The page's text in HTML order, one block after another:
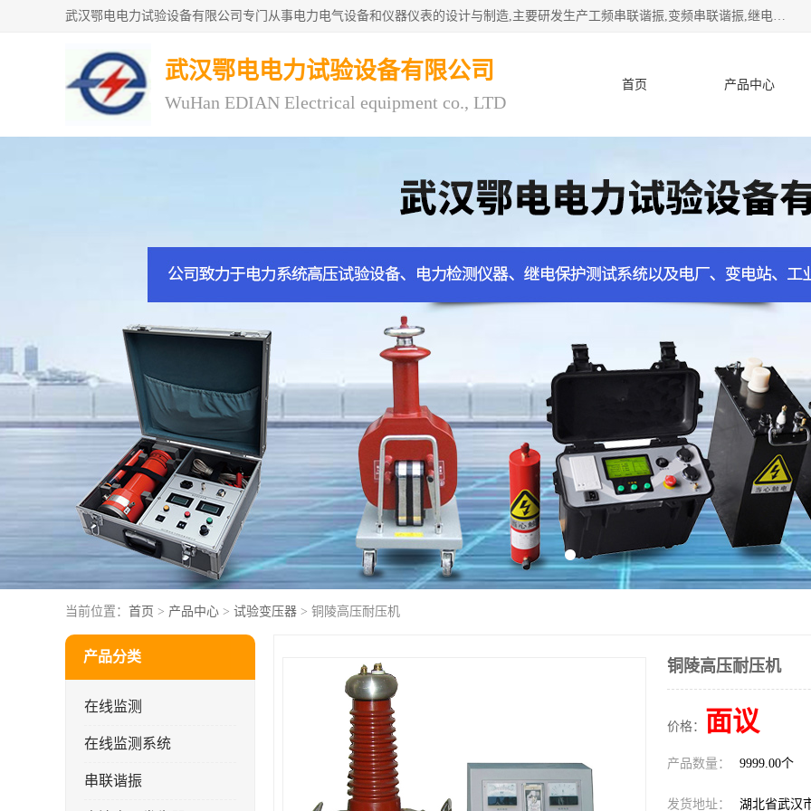
武汉鄂电电力试验设备有限公司专门从事电力电气设备和仪器仪表的设计与制造,主要研发生产工频串联谐振,变频串联谐振,继电保护测试仪,电缆故障测试仪,直流电阻测试仪,接地电阻测试仪等一百多种高品质产品.坚持奉行"质量一,客户至上"的服务宗旨。
武汉鄂电电力试验设备有限公司
WuHan EDIAN Electrical equipment co., LTD
首页 产品中心
当前位置： 首页 > 产品中心 > 试验变压器 > 铜陵高压耐压机
产品分类
在线监测
在线监测系统
串联谐振
铜陵高压耐压机
价格： 面议
产品数量： 9999.00个
发货地址： 湖北省武汉